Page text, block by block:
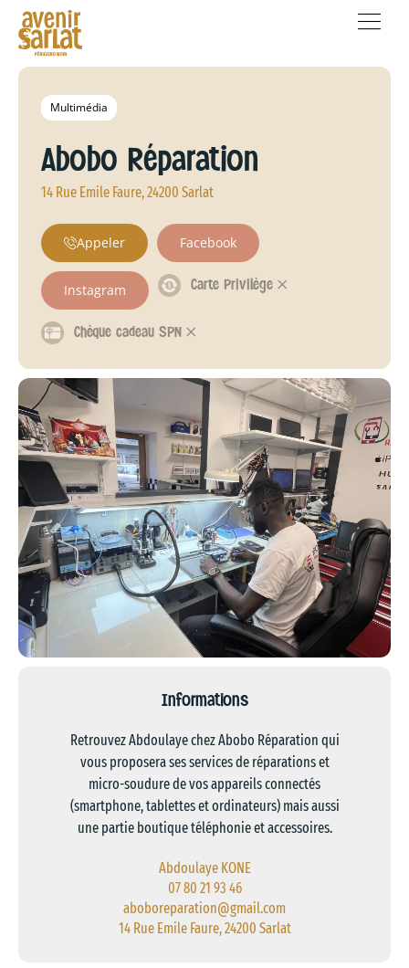
Multimédia
Abobo Réparation
14 Rue Emile Faure, 24200 Sarlat
Appeler Facebook
Instagram Carte Privilège 𐄂
Chèque cadeau SPN 𐄂
Informations
Retrouvez Abdoulaye chez Abobo Réparation qui
vous proposera ses services de réparations et
micro-soudure de vos appareils connectés
(smartphone, tablettes et ordinateurs) mais aussi
une partie boutique téléphonie et accessoires.
Abdoulaye KONE
07 80 21 93 46
aboboreparation@gmail.com
14 Rue Emile Faure, 24200 Sarlat